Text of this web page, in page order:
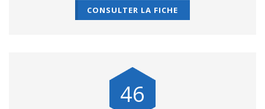
CONSULTER LA FICHE
46